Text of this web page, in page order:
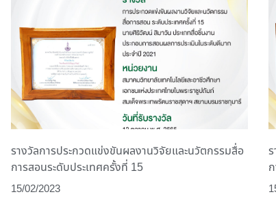
รางวัลการประกวดแข่งขันผลงานวิจัยและนวัตกรรมสื่อ
การสอนระดับประเทศครั้งที่ 15
15/02/2023